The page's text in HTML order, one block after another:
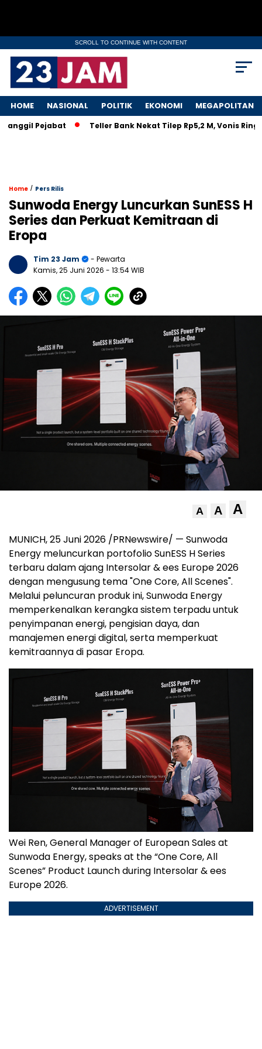
SCROLL TO CONTINUE WITH CONTENT
HOME NASIONAL POLITIK EKONOMI MEGAPOLITAN
Pejabat Teller Bank Nekat Tilep Rp5,2 M, Vonis Ringan
Home / Pers Rilis
Sunwoda Energy Luncurkan SunESS H
Series dan Perkuat Kemitraan di
Eropa
Tim 23 Jam
- Pewarta
Kamis, 25 Juni 2026 - 13:54 WIB
A A A
MUNICH, 25 Juni 2026 /PRNewswire/ — Sunwoda
Energy meluncurkan portofolio SunESS H Series
terbaru dalam ajang Intersolar & ees Europe 2026
dengan mengusung tema "One Core, All Scenes".
Melalui peluncuran produk ini, Sunwoda Energy
memperkenalkan kerangka sistem terpadu untuk
penyimpanan energi, pengisian daya, dan
manajemen energi digital, serta memperkuat
kemitraannya di pasar Eropa.
Wei Ren, General Manager of European Sales at
Sunwoda Energy, speaks at the “One Core, All
Scenes” Product Launch during Intersolar & ees
Europe 2026.
ADVERTISEMENT